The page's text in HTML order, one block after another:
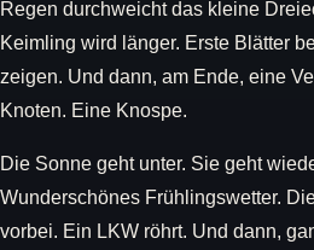
Regen durchweicht das kleine
Keimling wird länger. Erste Blätter
zeigen. Und dann, am Ende, eine
Knoten. Eine Knospe.
Die Sonne geht unter. Sie geht
Wunderschönes Frühlingswetter.
vorbei. Ein LKW röhrt. Und dann,